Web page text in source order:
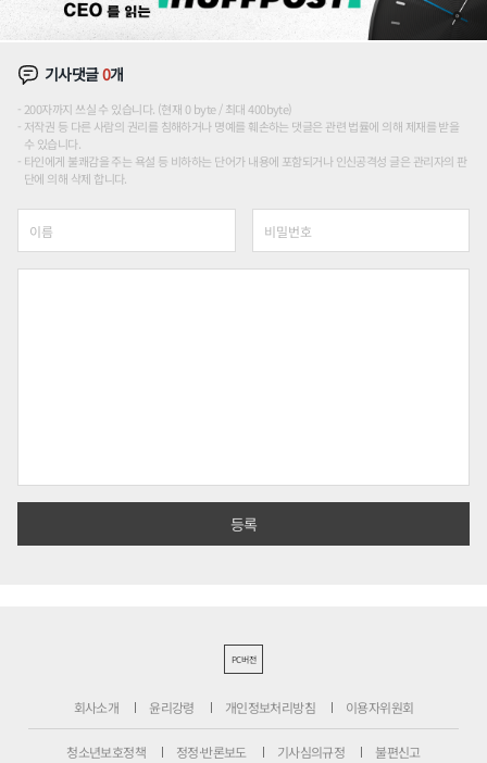
기사댓글0개
200자까지 쓰실 수 있습니다. (현재 0 byte / 최대 400byte)
저작권 등 다른 사람의 권리를 침해하거나 명예를 훼손하는 댓글은 관련 법률에 의해 제재를 받을
수 있습니다.
타인에게 불쾌감을 주는 욕설 등 비하하는 단어가 내용에 포함되거나 인신공격성 글은 관리자의 판
단에 의해 삭제 합니다.
PC버전
회사소개 윤리강령 개인정보처리방침 이용자위원회
청소년보호정책 정정·반론보도 기사심의규정 불편신고